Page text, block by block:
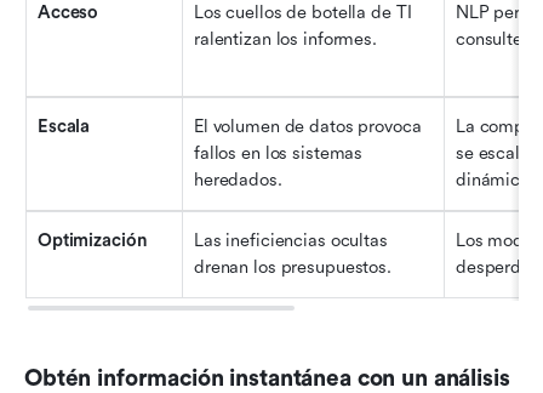
Acceso
Los cuellos de botella de TI
ralentizan los informes.
NLP
consulte
Escala
El volumen de datos provoca
fallos en los sistemas
heredados.
La
se escala
dinámica.
Optimización
Las ineficiencias ocultas
drenan los presupuestos.
Los
Obtén información instantánea con un análisis